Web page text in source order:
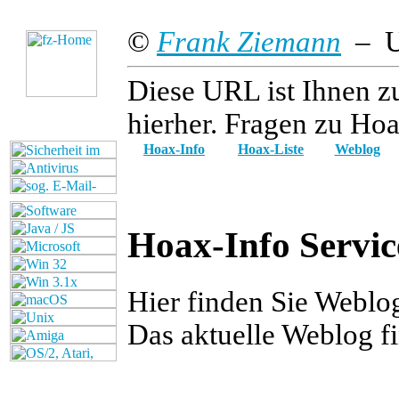
© Frank Ziemann –
Diese URL ist Ihnen
hierher. Fragen zu
Hoax-Info Hoax-Liste Weblog
Hoax-Info
Hier finden Sie
Das aktuelle Weblog